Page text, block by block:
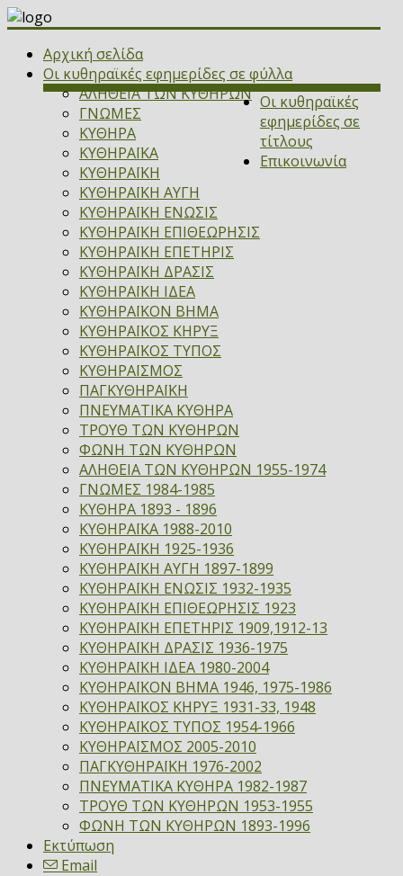
Αρχική σελίδα
Οι κυθηραϊκές εφημερίδες σε φύλλα
ΑΛΗΘΕΙΑ ΤΩΝ ΚΥΘΗΡΩΝ
ΓΝΩΜΕΣ
ΚΥΘΗΡΑ
ΚΥΘΗΡΑΪΚΑ
ΚΥΘΗΡΑΪΚΗ
ΚΥΘΗΡΑΪΚΗ ΑΥΓΗ
ΚΥΘΗΡΑΪΚΗ ΕΝΩΣΙΣ
ΚΥΘΗΡΑΪΚΗ ΕΠΙΘΕΩΡΗΣΙΣ
ΚΥΘΗΡΑΪΚΗ ΕΠΕΤΗΡΙΣ
ΚΥΘΗΡΑΪΚΗ ΔΡΑΣΙΣ
ΚΥΘΗΡΑΪΚΗ ΙΔΕΑ
ΚΥΘΗΡΑΪΚΟΝ ΒΗΜΑ
ΚΥΘΗΡΑΪΚΟΣ ΚΗΡΥΞ
ΚΥΘΗΡΑΪΚΟΣ ΤΥΠΟΣ
ΚΥΘΗΡΑΪΣΜΟΣ
ΠΑΓΚΥΘΗΡΑΪΚΗ
ΠΝΕΥΜΑΤΙΚΑ ΚΥΘΗΡΑ
ΤΡΟΥΘ ΤΩΝ ΚΥΘΗΡΩΝ
ΦΩΝΗ ΤΩΝ ΚΥΘΗΡΩΝ
Οι κυθηραϊκές
εφημερίδες σε
τίτλους
ΑΛΗΘΕΙΑ ΤΩΝ ΚΥΘΗΡΩΝ 1955-1974
ΓΝΩΜΕΣ 1984-1985
ΚΥΘΗΡΑ 1893 - 1896
ΚΥΘΗΡΑΪΚΑ 1988-2010
ΚΥΘΗΡΑΪΚΗ 1925-1936
ΚΥΘΗΡΑΪΚΗ ΑΥΓΗ 1897-1899
ΚΥΘΗΡΑΪΚΗ ΕΝΩΣΙΣ 1932-1935
ΚΥΘΗΡΑΪΚΗ ΕΠΙΘΕΩΡΗΣΙΣ 1923
ΚΥΘΗΡΑΪΚΗ ΕΠΕΤΗΡΙΣ 1909,1912-13
ΚΥΘΗΡΑΪΚΗ ΔΡΑΣΙΣ 1936-1975
ΚΥΘΗΡΑΪΚΗ ΙΔΕΑ 1980-2004
ΚΥΘΗΡΑΪΚΟΝ ΒΗΜΑ 1946, 1975-1986
ΚΥΘΗΡΑΪΚΟΣ ΚΗΡΥΞ 1931-33, 1948
ΚΥΘΗΡΑΪΚΟΣ ΤΥΠΟΣ 1954-1966
ΚΥΘΗΡΑΪΣΜΟΣ 2005-2010
ΠΑΓΚΥΘΗΡΑΪΚΗ 1976-2002
ΠΝΕΥΜΑΤΙΚΑ ΚΥΘΗΡΑ 1982-1987
ΤΡΟΥΘ ΤΩΝ ΚΥΘΗΡΩΝ 1953-1955
ΦΩΝΗ ΤΩΝ ΚΥΘΗΡΩΝ 1893-1996
Επικοινωνία
Εκτύπωση
Email